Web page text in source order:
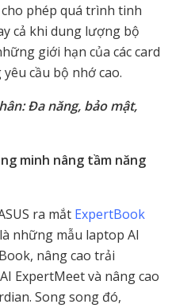
phép quá trình tinh
cả khi dung lượng bộ
giới hạn của các card
cầu bộ nhớ cao.
Đa năng, bảo mật,
minh nâng tầm năng
ra mắt ExpertBook
những mẫu laptop AI
nâng cao trải
ExpertMeet và nâng cao
Song song đó,